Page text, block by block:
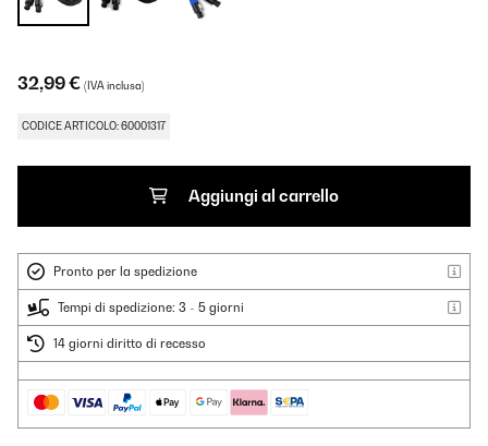
32,99 € (IVA inclusa)
CODICE ARTICOLO: 60001317
Aggiungi al carrello
Pronto per la spedizione
Tempi di spedizione: 3 - 5 giorni
14 giorni diritto di recesso